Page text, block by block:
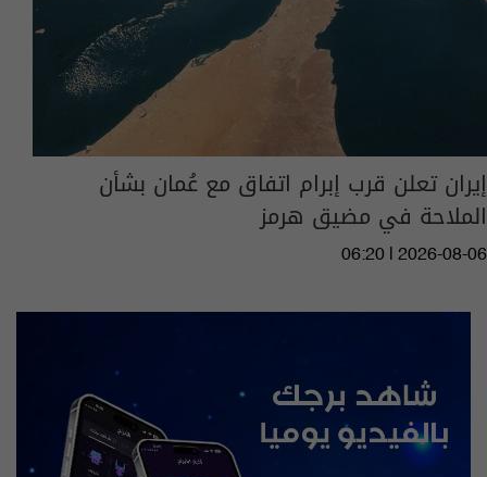
إيران تعلن قرب إبرام اتفاق مع عُمان بشأن
الملاحة في مضيق هرمز
06:20 | 2026-08-06